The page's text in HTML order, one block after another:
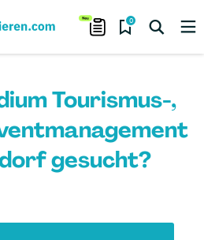
0
Tourismus-,
gesucht?